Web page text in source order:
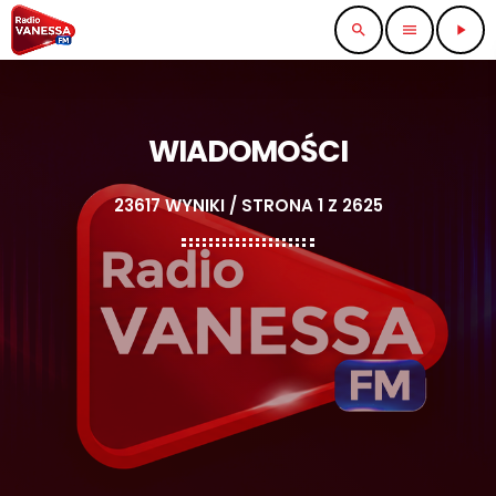
search menu play_arrow
WIADOMOŚCI
23617 WYNIKI / STRONA 1 Z 2625